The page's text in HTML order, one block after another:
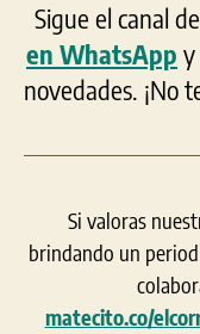
Sigue el canal
en WhatsApp
novedades. ¡No
Si valoras
brindando un
matecito.co/